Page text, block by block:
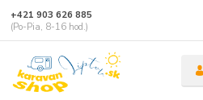
+421 903 626 885
(Po-Pia, 8-16 hod.)